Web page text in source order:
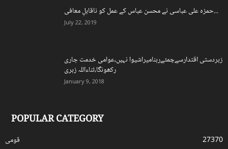
حمزہ علی عباسی نے محسن عباس کے عمل کو ناقابلِ معافی...
July 22, 2019
زبردستی اقتدارسےچمٹےرہنامیراشیوا نہیں،عوامی خدمت جاری
رکھونگا،ثناءاللہ زہری
January 9, 2018
POPULAR CATEGORY
قومی
27370